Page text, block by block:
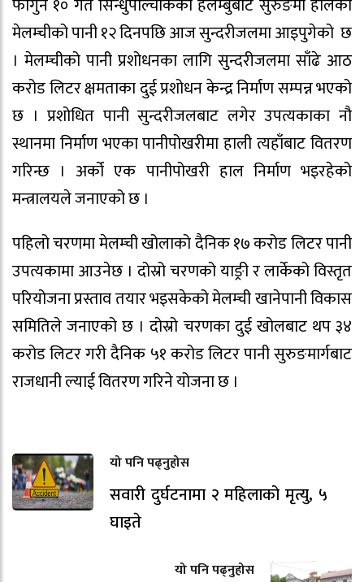
फागुन १० गते सिन्धुपाल्चोकको हेलम्बुबाट सुरुङमा हालेको
मेलम्चीको पानी १२ दिनपछि आज सुन्दरीजलमा आइपुगेको छ
। मेलम्चीको पानी प्रशोधनका लागि सुन्दरीजलमा साँढे आठ
करोड लिटर क्षमताका दुई प्रशोधन केन्द्र निर्माण सम्पन्न भएको
छ । प्रशोधित पानी सुन्दरीजलबाट लगेर उपत्यकाका नौ
स्थानमा निर्माण भएका पानीपोखरीमा हाली त्यहाँबाट वितरण
गरिन्छ । अर्को एक पानीपोखरी हाल निर्माण भइरहेको
मन्त्रालयले जनाएको छ ।
पहिलो चरणमा मेलम्ची खोलाको दैनिक १७ करोड लिटर पानी
उपत्यकामा आउनेछ । दोस्रो चरणको याङ्री र लार्केको विस्तृत
परियोजना प्रस्ताव तयार भइसकेको मेलम्ची खानेपानी विकास
समितिले जनाएको छ । दोस्रो चरणका दुई खोलबाट थप ३४
करोड लिटर गरी दैनिक ५१ करोड लिटर पानी सुरुङमार्गबाट
राजधानी ल्याई वितरण गरिने योजना छ ।
यो पनि पढ्नुहोस
सवारी दुर्घटनामा २ महिलाको मृत्यु, ५
घाइते
यो पनि पढ्नुहोस